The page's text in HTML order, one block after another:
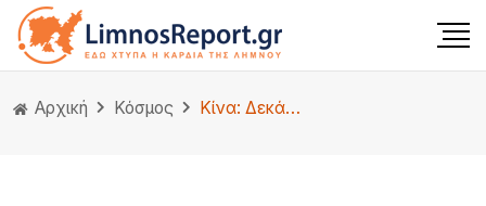
Αρχική Κόσμος Κίνα: Δεκάδες νεκροί από έκρηξη σε ανθρακωρυχείο